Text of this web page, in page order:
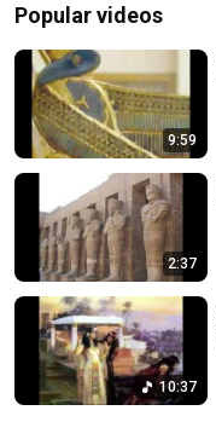
Popular videos
9:59
2:37
10:37